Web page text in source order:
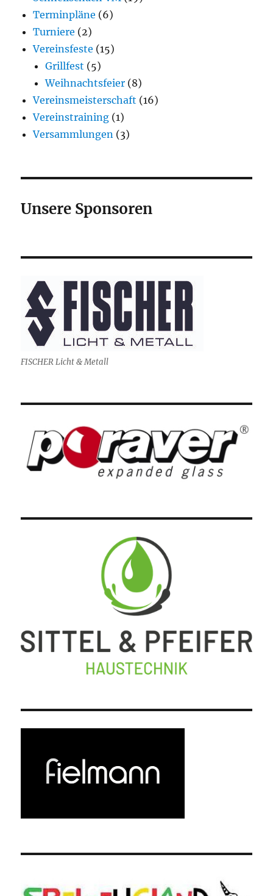
Terminpläne (6)
Turniere (2)
Vereinsfeste (15)
Grillfest (5)
Weihnachtsfeier (8)
Vereinsmeisterschaft (16)
Vereinstraining (1)
Versammlungen (3)
Unsere Sponsoren
FISCHER Licht & Metall